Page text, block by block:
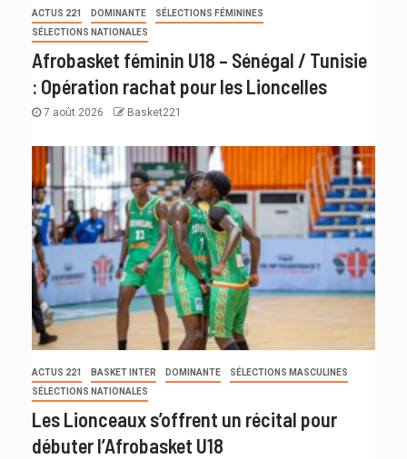
ACTUS 221 DOMINANTE
SÉLECTIONS FÉMININES
SÉLECTIONS NATIONALES
Afrobasket féminin U18 – Sénégal / Tunisie
: Opération rachat pour les Lioncelles
7 août 2026 Basket221
ACTUS 221 BASKET INTER DOMINANTE
SÉLECTIONS MASCULINES
SÉLECTIONS NATIONALES
Les Lionceaux s’offrent un récital pour
débuter l’Afrobasket U18